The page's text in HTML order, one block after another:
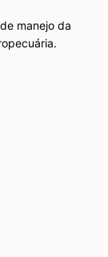
manejo da